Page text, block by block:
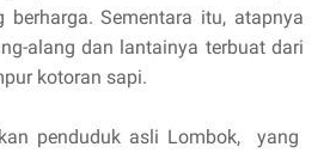
berharga. Sementara itu, atapnya
alang dan lantainya terbuat dari
kotoran sapi.
penduduk asli Lombok, yang